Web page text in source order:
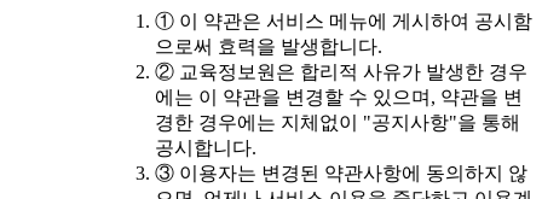
① 이 약관은 서비스 메뉴에 게시하여 공시함
으로써 효력을 발생합니다.
② 교육정보원은 합리적 사유가 발생한 경우
에는 이 약관을 변경할 수 있으며, 약관을 변
경한 경우에는 지체없이 "공지사항"을 통해
공시합니다.
③ 이용자는 변경된 약관사항에 동의하지 않